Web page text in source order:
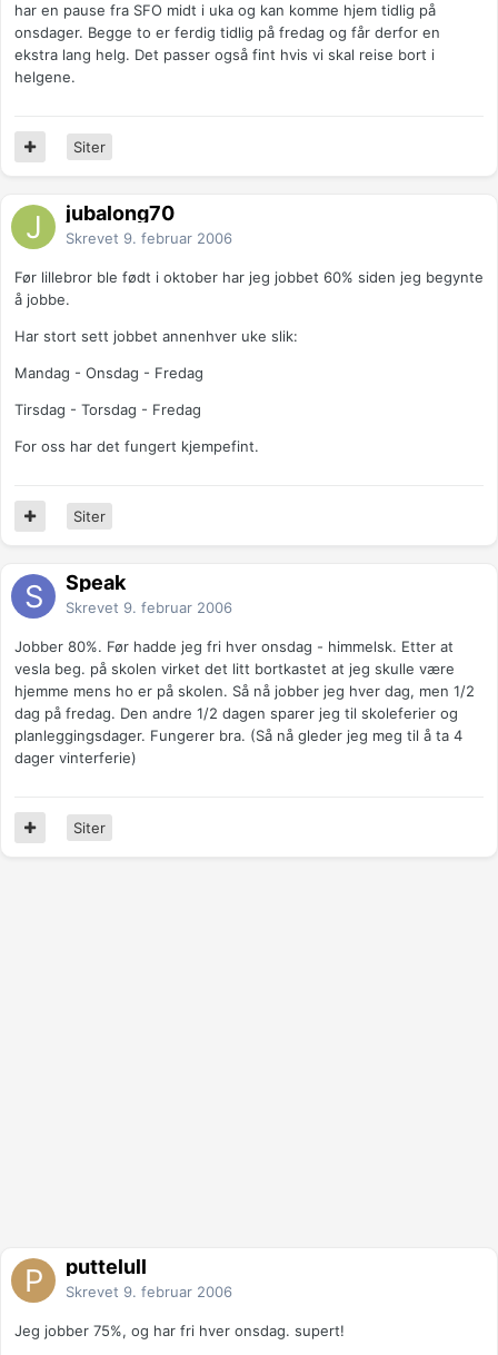
har en pause fra SFO midt i uka og kan komme hjem tidlig på
onsdager. Begge to er ferdig tidlig på fredag og får derfor en
ekstra lang helg. Det passer også fint hvis vi skal reise bort i
helgene.
Siter
jubalong70
Skrevet 9. februar 2006
Før lillebror ble født i oktober har jeg jobbet 60% siden jeg begynte
å jobbe.
Har stort sett jobbet annenhver uke slik:
Mandag - Onsdag - Fredag
Tirsdag - Torsdag - Fredag
For oss har det fungert kjempefint.
Siter
Speak
Skrevet 9. februar 2006
Jobber 80%. Før hadde jeg fri hver onsdag - himmelsk. Etter at
vesla beg. på skolen virket det litt bortkastet at jeg skulle være
hjemme mens ho er på skolen. Så nå jobber jeg hver dag, men 1/2
dag på fredag. Den andre 1/2 dagen sparer jeg til skoleferier og
planleggingsdager. Fungerer bra. (Så nå gleder jeg meg til å ta 4
dager vinterferie)
Siter
puttelull
Skrevet 9. februar 2006
Jeg jobber 75%, og har fri hver onsdag. supert!